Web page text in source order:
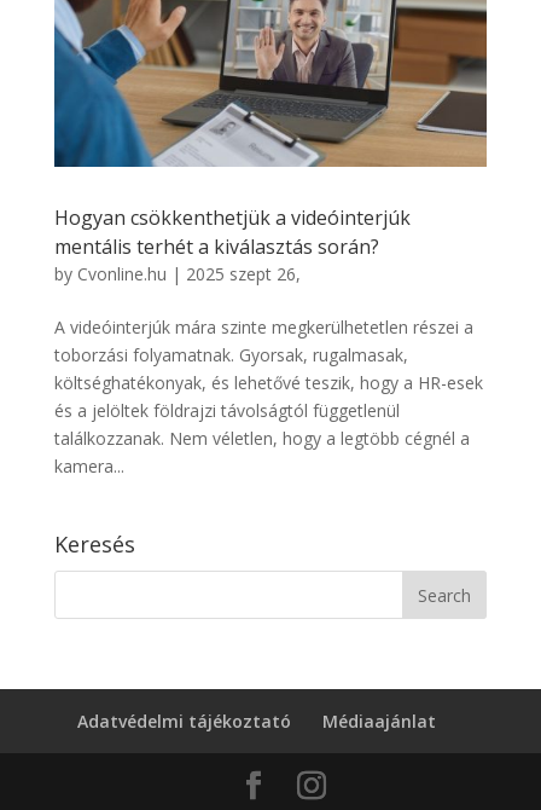
Hogyan csökkenthetjük a videóinterjúk
mentális terhét a kiválasztás során?
by Cvonline.hu | 2025 szept 26,
A videóinterjúk mára szinte megkerülhetetlen részei a
toborzási folyamatnak. Gyorsak, rugalmasak,
költséghatékonyak, és lehetővé teszik, hogy a HR-esek
és a jelöltek földrajzi távolságtól függetlenül
találkozzanak. Nem véletlen, hogy a legtöbb cégnél a
kamera...
Keresés
Adatvédelmi tájékoztató Médiaajánlat